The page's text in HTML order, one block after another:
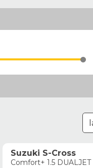
Suzuki S-Cross
Comfort+ 1.5